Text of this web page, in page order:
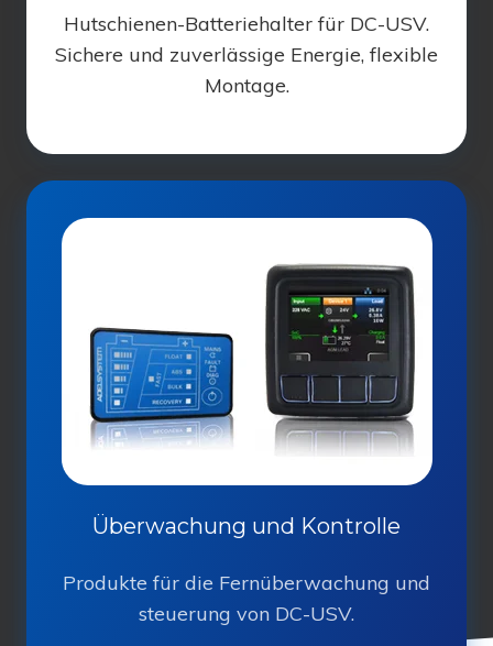
Hutschienen-Batteriehalter für DC-USV.
Sichere und zuverlässige Energie, flexible
Montage.
Überwachung und Kontrolle
Produkte für die Fernüberwachung und
steuerung von DC-USV.
und
Kontrolle